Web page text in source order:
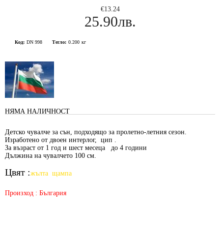
€13.24
25.90лв.
Код: DN 998 Тегло: 0.200 кг
НЯМА НАЛИЧНОСТ
Детско чувалче за сън, подходящо за пролетно-летния сезон.
Изработено от двоен интерлог, цип .
За възраст от 1 год и шест месеца до 4 години
Дължина на чувалчето 100 см.
Цвят :жълта щампа
Произход : България